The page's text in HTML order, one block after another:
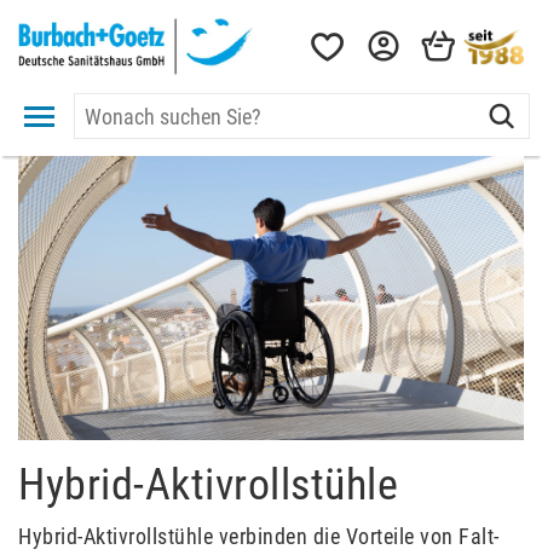
Hybrid-Aktivrollstühle
Hybrid-Aktivrollstühle verbinden die Vorteile von Falt-